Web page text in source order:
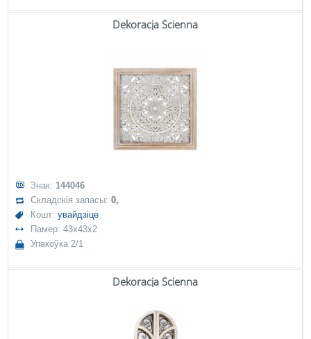
Dekoracja Ścienna
Знак: 144046
Складскія запасы:0,
Кошт:увайдзіце
Памер: 43x43x2
Упакоўка 2/1
Dekoracja Ścienna